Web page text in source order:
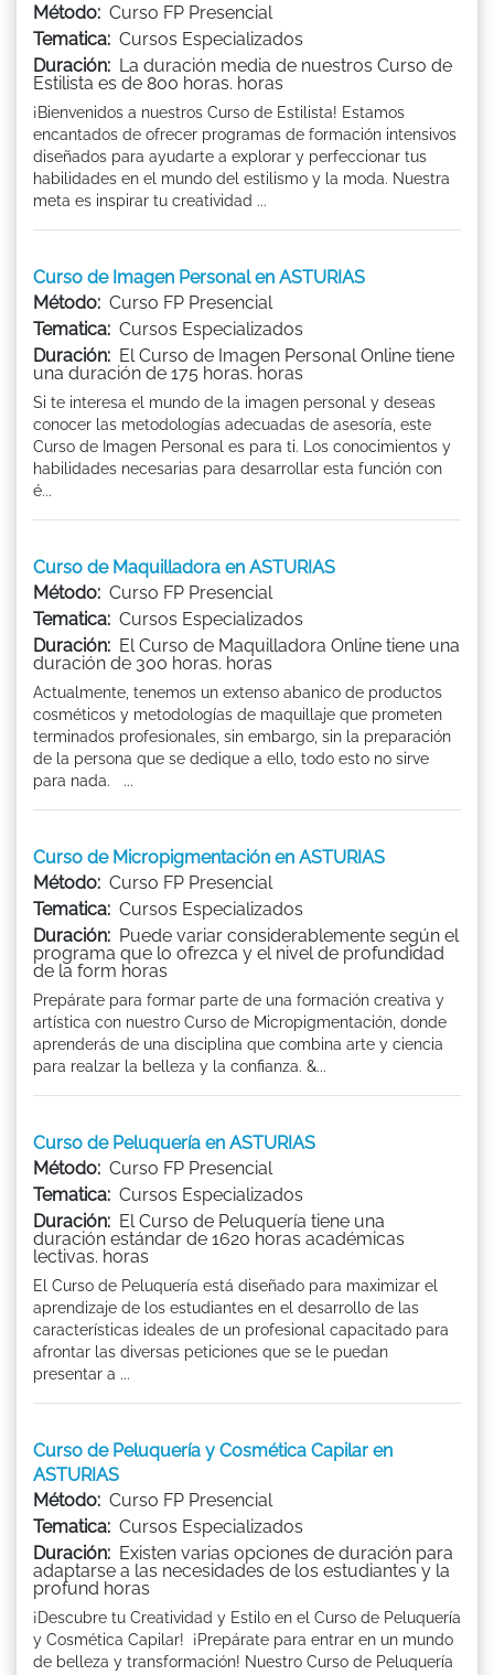
Método: Curso FP Presencial
Tematica: Cursos Especializados
Duración: La duración media de nuestros Curso de
Estilista es de 800 horas. horas
¡Bienvenidos a nuestros Curso de Estilista! Estamos
encantados de ofrecer programas de formación intensivos
diseñados para ayudarte a explorar y perfeccionar tus
habilidades en el mundo del estilismo y la moda. Nuestra
meta es inspirar tu creatividad ...
Curso de Imagen Personal en ASTURIAS
Método: Curso FP Presencial
Tematica: Cursos Especializados
Duración: El Curso de Imagen Personal Online tiene
una duración de 175 horas. horas
Si te interesa el mundo de la imagen personal y deseas
conocer las metodologías adecuadas de asesoría, este
Curso de Imagen Personal es para ti. Los conocimientos y
habilidades necesarias para desarrollar esta función con
é...
Curso de Maquilladora en ASTURIAS
Método: Curso FP Presencial
Tematica: Cursos Especializados
Duración: El Curso de Maquilladora Online tiene una
duración de 300 horas. horas
Actualmente, tenemos un extenso abanico de productos
cosméticos y metodologías de maquillaje que prometen
terminados profesionales, sin embargo, sin la preparación
de la persona que se dedique a ello, todo esto no sirve
para nada. ...
Curso de Micropigmentación en ASTURIAS
Método: Curso FP Presencial
Tematica: Cursos Especializados
Duración: Puede variar considerablemente según el
programa que lo ofrezca y el nivel de profundidad
de la form horas
Prepárate para formar parte de una formación creativa y
artística con nuestro Curso de Micropigmentación, donde
aprenderás de una disciplina que combina arte y ciencia
para realzar la belleza y la confianza. &...
Curso de Peluquería en ASTURIAS
Método: Curso FP Presencial
Tematica: Cursos Especializados
Duración: El Curso de Peluquería tiene una
duración estándar de 1620 horas académicas
lectivas. horas
El Curso de Peluquería está diseñado para maximizar el
aprendizaje de los estudiantes en el desarrollo de las
características ideales de un profesional capacitado para
afrontar las diversas peticiones que se le puedan
presentar a ...
Curso de Peluquería y Cosmética Capilar en
ASTURIAS
Método: Curso FP Presencial
Tematica: Cursos Especializados
Duración: Existen varias opciones de duración para
adaptarse a las necesidades de los estudiantes y la
profund horas
¡Descubre tu Creatividad y Estilo en el Curso de Peluquería
y Cosmética Capilar! ¡Prepárate para entrar en un mundo
de belleza y transformación! Nuestro Curso de Peluquería